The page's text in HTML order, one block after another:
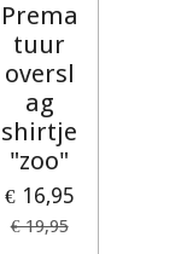
Prema
tuur
oversl
ag
shirtje
"zoo"
€ 16,95
€ 19,95